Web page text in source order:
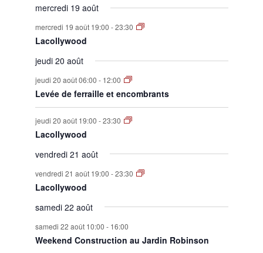
mercredi 19 août
mercredi 19 août 19:00 -23:30
Lacollywood
jeudi 20 août
jeudi 20 août 06:00 - 12:00
Levée de ferraille et encombrants
jeudi 20 août 19:00 -23:30
Lacollywood
vendredi 21 août
vendredi 21 août 19:00 -23:30
Lacollywood
samedi 22 août
samedi 22 août 10:00 - 16:00
Weekend Construction au Jardin Robinson